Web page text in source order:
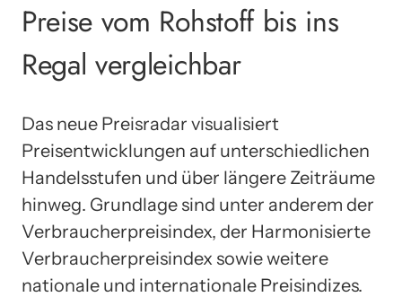
Preise vom Rohstoff bis ins
Regal vergleichbar
Das neue Preisradar visualisiert
Preisentwicklungen auf unterschiedlichen
Handelsstufen und über längere Zeiträume
hinweg. Grundlage sind unter anderem der
Verbraucherpreisindex, der Harmonisierte
Verbraucherpreisindex sowie weitere
nationale und internationale Preisindizes.